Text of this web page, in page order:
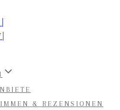
& REZENSIONEN